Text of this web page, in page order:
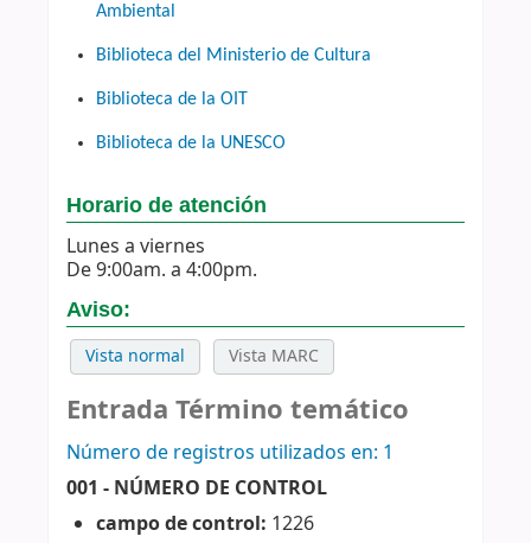
Ambiental
Biblioteca del Ministerio de Cultura
Biblioteca de la OIT
Biblioteca de la UNESCO
Horario de atención
Lunes a viernes
De 9:00am. a 4:00pm.
Aviso:
Vista normal Vista MARC
Entrada Término temático
Número de registros utilizados en: 1
001 - NÚMERO DE CONTROL
campo de control: 1226